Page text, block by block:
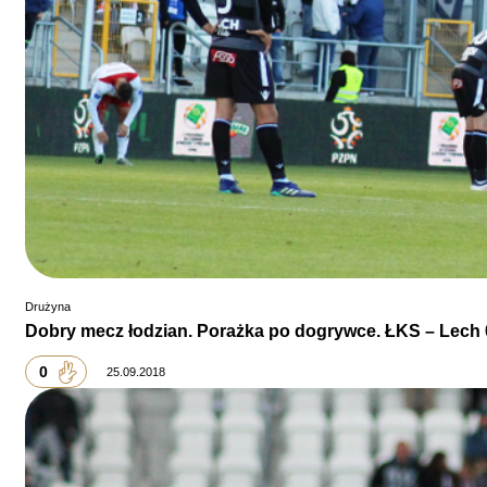
Drużyna
Dobry mecz łodzian. Porażka po dogrywce. ŁKS – Lech
0 25.09.2018